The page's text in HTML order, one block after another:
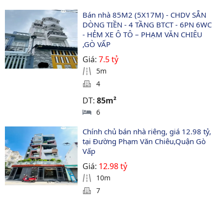
Bán nhà 85M2 (5X17M) - CHDV SẴN
DÒNG TIỀN - 4 TẦNG BTCT - 6PN 6WC
- HẺM XE Ô TÔ – PHẠM VĂN CHIÊU
,GÒ VẤP
Giá:7.5 tỷ
5m
4
DT:85m²
6
Chính chủ bán nhà riêng, giá 12.98 tỷ,
tại Đường Phạm Văn Chiêu,Quận Gò
Vấp
Giá: 12.98 tỷ
10m
7